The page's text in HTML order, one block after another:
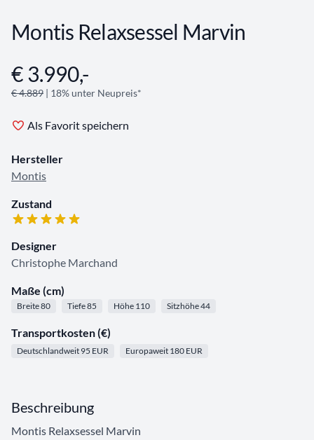
Montis Relaxsessel Marvin
Angebotsinformationen
€ 3.990,-
€ 4.889 | 18% unter Neupreis*
Als Favorit speichern
Hersteller
Montis
Zustand
Designer
Christophe Marchand
Maße (cm)
Breite 80 Tiefe 85 Höhe 110 Sitzhöhe 44
Transportkosten (€)
Deutschlandweit 95 EUR Europaweit 180 EUR
Beschreibung
Montis Relaxsessel Marvin